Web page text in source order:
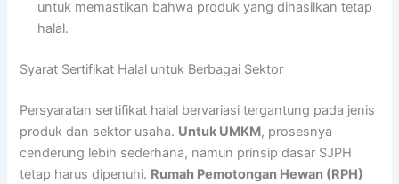
untuk memastikan bahwa produk yang dihasilkan tetap
halal.
Syarat Sertifikat Halal untuk Berbagai Sektor
Persyaratan sertifikat halal bervariasi tergantung pada jenis
produk dan sektor usaha. Untuk UMKM, prosesnya
cenderung lebih sederhana, namun prinsip dasar SJPH
tetap harus dipenuhi. Rumah Pemotongan Hewan (RPH)